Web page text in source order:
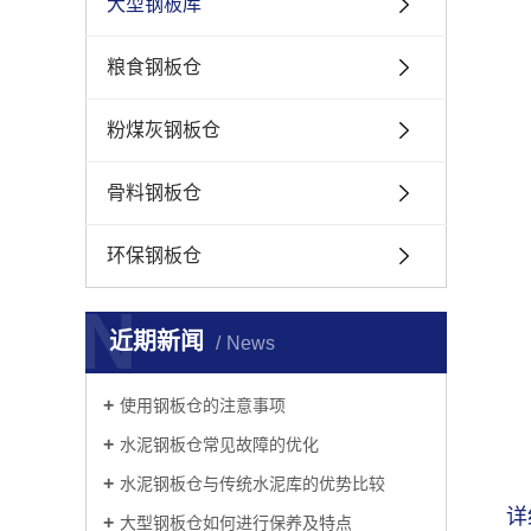
大型钢板库
粮食钢板仓
粉煤灰钢板仓
骨料钢板仓
环保钢板仓
近期新闻 News
N
使用钢板仓的注意事项
​水泥钢板仓常见故障的优化
​水泥钢板仓与传统水泥库的优势比较
大型钢板仓如何进行保养及特点